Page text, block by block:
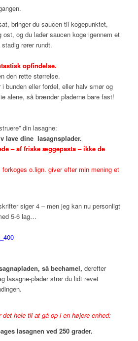
bringer du saucen til kogepunktet,
og du lader saucen koge igennem et
rører rundt.
opfindelse.
den rette størrelse.
bunden eller fordel, eller halv smør og
alene, så brænder pladerne bare fast!
din lasagne:
lave dine lasagnsplader.
– af friske æggepasta – ikke de
forkoges o.lign. giver efter min mening et
siger 4 – men jeg kan nu personligt
5-6 lag…
så bechamel, derefter
lasagne-plader strør du lidt revet
det hele til at gå op i en højere enhed:
lasagnen ved 250 grader.